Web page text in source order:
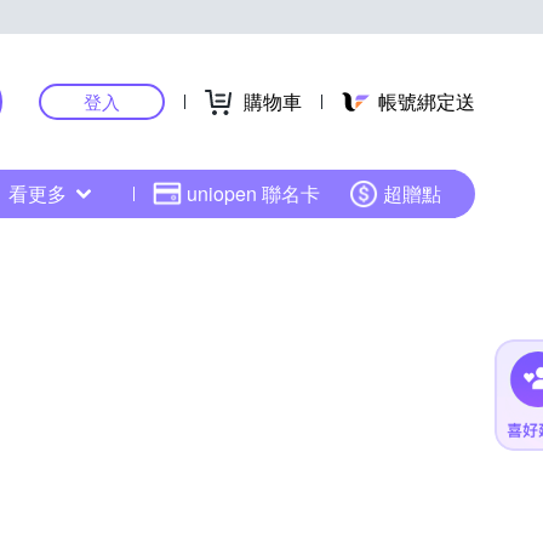
登入 購物車 帳號綁定送
看更多 uniopen 聯名卡 超贈點